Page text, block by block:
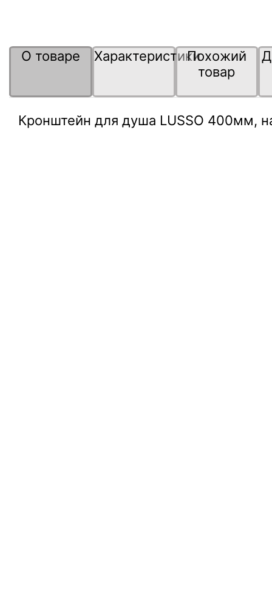
О товаре ХарактеристикиПохожий
товар
Кронштейн для душа LUSSO 400мм,